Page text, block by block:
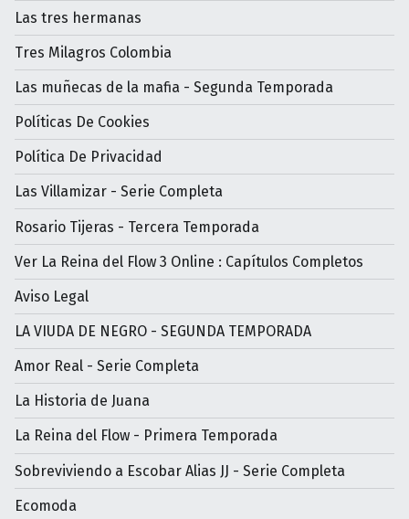
Las tres hermanas
Tres Milagros Colombia
Las muñecas de la mafia - Segunda Temporada
Políticas De Cookies
Política De Privacidad
Las Villamizar - Serie Completa
Rosario Tijeras - Tercera Temporada
Ver La Reina del Flow 3 Online : Capítulos Completos
Aviso Legal
LA VIUDA DE NEGRO - SEGUNDA TEMPORADA
Amor Real - Serie Completa
La Historia de Juana
La Reina del Flow - Primera Temporada
Sobreviviendo a Escobar Alias JJ - Serie Completa
Ecomoda